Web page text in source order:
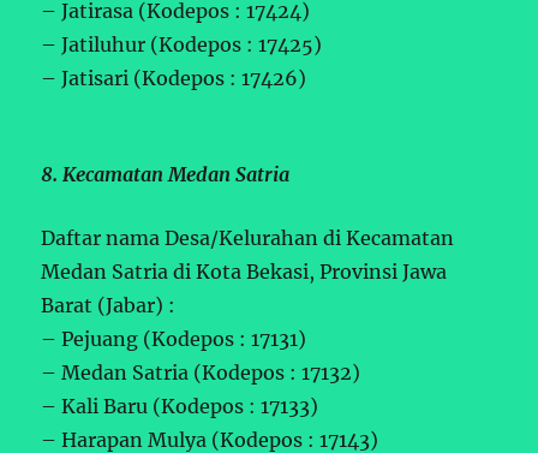
– Jatirasa (Kodepos : 17424)
– Jatiluhur (Kodepos : 17425)
– Jatisari (Kodepos : 17426)
8. Kecamatan Medan Satria
Daftar nama Desa/Kelurahan di Kecamatan
Medan Satria di Kota Bekasi, Provinsi Jawa
Barat (Jabar) :
– Pejuang (Kodepos : 17131)
– Medan Satria (Kodepos : 17132)
– Kali Baru (Kodepos : 17133)
– Harapan Mulya (Kodepos : 17143)